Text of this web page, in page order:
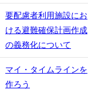
要配慮者利用施設にお
ける避難確保計画作成
の義務化について
マイ・タイムラインを
作ろう